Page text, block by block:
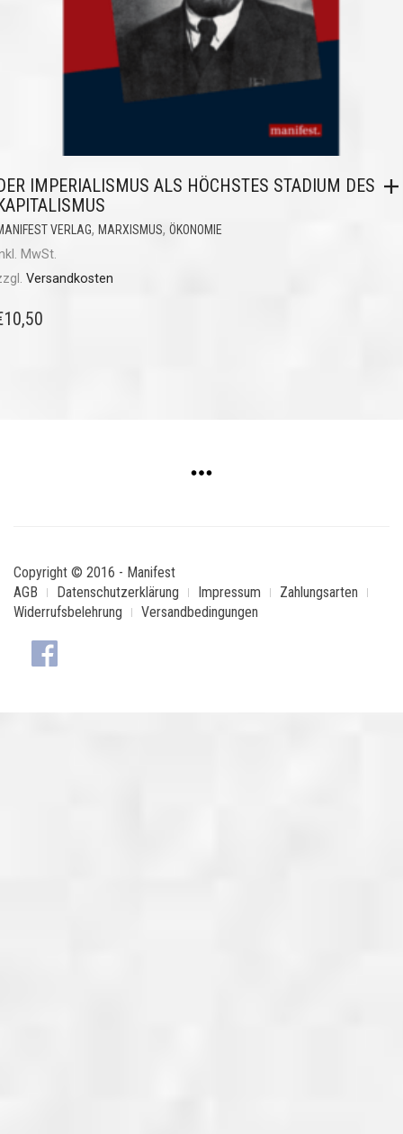
IMPERIALISMUS ALS HÖCHSTES STADIUM DES
VERLAG, MARXISMUS, ÖKONOMIE
MwSt.
Versandkosten
10,50
Copyright © 2016 - Manifest
AGB
Datenschutzerklärung Impressum
Zahlungsarten
Widerrufsbelehrung
Versandbedingungen